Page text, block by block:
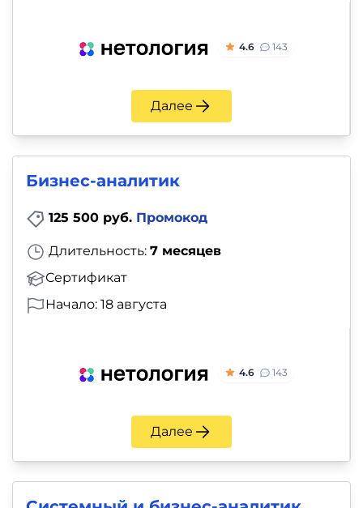
4.6 143
Далее
Бизнес-аналитик
125 500 руб. Промокод
Длительность: 7 месяцев
Сертификат
Начало: 18 августа
4.6 143
Далее